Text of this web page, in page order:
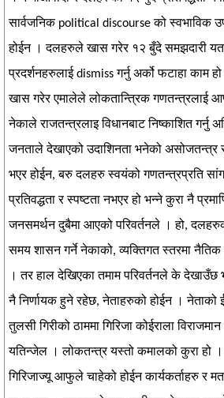
सार्वजनिक political discourse को स्वभाविक
होईन । दलहरुले खास गरेर १२ बुँदे समझदारी
प्रदर्शनहरुलाई dismiss गर्नु अर्को फटाहा काम
खास गरेर एमालेले लोकतान्त्रिक गणतन्त्रलाई
नेकाले राजतन्त्रलाइ विधानबाट निष्काशित गर्नु
जनताले देखाएको उदाशिनता भनेको असोजतन्त्र
भएर होईन, बरु दलहरु स्वयंको गणतन्त्रप्रति
प्रतिवद्धता र स्पष्टता नभएर हो भन्ने कुरा नै
जनसमर्थन दुबैमा आएको परिवर्तनले । हो,
समय शासन गर्ने नेकाको, व्यक्तिगत स्तरमा
। तर हाल देखिएका तमाम परिवर्तनले के देखाउँछ
नै निर्णायक हुने रहेछ, नेताहरुको होईन । नेताको
तुलसी गिरीको ठाममा गिरिजा कोईराला
यतिन्जेल । लोकतन्त्र यस्तो कमालको कुरा हो ।
गिरिजाज्यू आफुले चाहेको होईन कार्यकर्ताहरु र